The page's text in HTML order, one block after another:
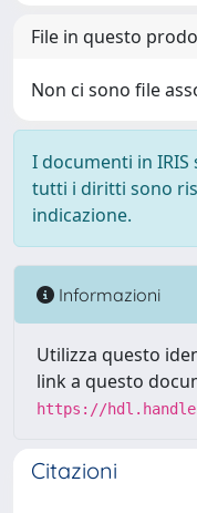
File in questo
Non ci sono file
I documenti in
tutti i diritti sono
indicazione.
Informazioni
Utilizza questo
link a questo
https://
Citazioni